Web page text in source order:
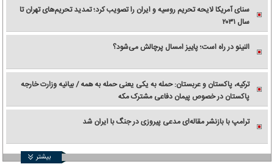
سنای آمریکا لایحه تحریم روسیه و ایران را تصویب کرد؛ تمدید تحریم‌های تهران تا
سال ۲۰۳۱
النینو در راه است؛ پاییز امسال پرچالش می‌شود؟
ترکیه، پاکستان و عربستان: حمله به یکی یعنی حمله به همه / بیانیه وزارت خارجه
پاکستان در خصوص پیمان دفاعی مشترک مکه
ترامپ با بازنشر مقاله‌ای مدعی پیروزی در جنگ با ایران شد
بیشتر